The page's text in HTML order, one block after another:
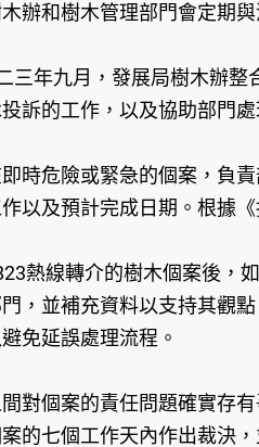
和樹木管理部門會定期與
三年九月，發展局樹木辦
訴的工作，以及協助部門
危險或緊急的個案，負責
以及預計完成日期。根據
線轉介的樹木個案後，如
，並補充資料以支持其觀
免延誤處理流程。
個案的責任問題確實存有
的七個工作天內作出裁決